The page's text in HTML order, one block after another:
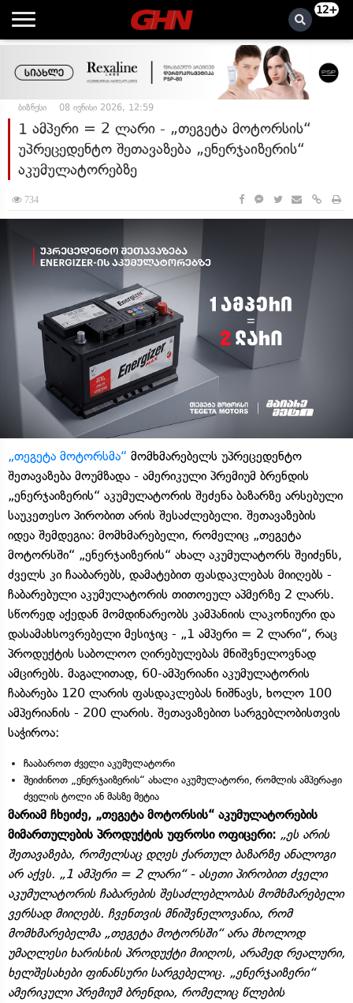
12+
ბიზნესი 08 ივნისი 2026, 12:59
1 ამპერი = 2 ლარი - „თეგეტა მოტორსის“
უპრეცედენტო შეთავაზება „ენერჯაიზერის“
აკუმულატორებზე
734
„თეგეტა მოტორსმა“ მომხმარებელს უპრეცედენტო
შეთავაზება მოუმზადა - ამერიკული პრემიუმ ბრენდის
„ენერჯაიზერის“ აკუმულატორის შეძენა ბაზარზე არსებული
საუკეთესო პირობით არის შესაძლებელი. შეთავაზების
იდეა შემდეგია: მომხმარებელი, რომელიც „თეგეტა
მოტორსში“ „ენერჯაიზერის“ ახალ აკუმულატორს შეიძენს,
ძველს კი ჩააბარებს, დამატებით ფასდაკლებას მიიღებს -
ჩაბარებული აკუმულატორის თითოეულ აპმერზე 2 ლარს.
სწორედ აქედან მომდინარეობს კამპანიის ლაკონიური და
დასამახსოვრებელი მესიჯიც - „1 ამპერი = 2 ლარი“, რაც
პროდუქტის საბოლოო ღირებულებას მნიშვნელოვნად
ამცირებს. მაგალითად, 60-ამპერიანი აკუმულატორის
ჩაბარება 120 ლარის ფასდაკლებას ნიშნავს, ხოლო 100
ამპერიანის - 200 ლარის. შეთავაზებით სარგებლობისთვის
საჭიროა:
ჩააბაროთ ძველი აკუმულატორი
შეიძინოთ „ენერჯაიზერის“ ახალი აკუმულატორი, რომლის ამპერაჟი
ძველის ტოლი ან მასზე მეტია
მარიამ ჩხეიძე, „თეგეტა მოტორსის“ აკუმულატორების
მიმართულების პროდუქტის უფროსი ოფიცერი: „ეს არის
შეთავაზება, რომელსაც დღეს ქართულ ბაზარზე ანალოგი
არ აქვს. „1 ამპერი = 2 ლარი“ - ასეთი პირობით ძველი
აკუმულატორის ჩაბარების შესაძლებლობას მომხმარებელი
ვერსად მიიღებს. ჩვენთვის მნიშვნელოვანია, რომ
მომხმარებელმა „თეგეტა მოტორსში“ არა მხოლოდ
უმაღლესი ხარისხის პროდუქტი მიიღოს, არამედ რეალური,
ხელშესახები ფინანსური სარგებელიც. „ენერჯაიზერი“
ამერიკული პრემიუმ ბრენდია, რომელიც წლების